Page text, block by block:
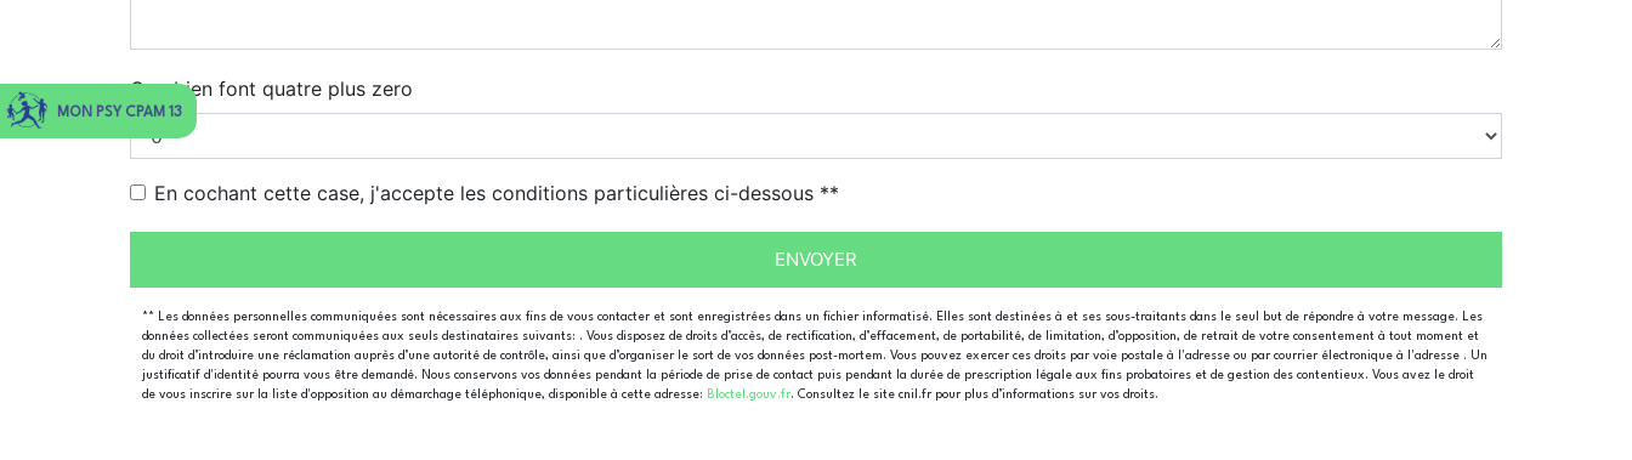
Combien font quatre plus zero
En cochant cette case, j'accepte les conditions particulières ci-dessous **
ENVOYER
** Les données personnelles communiquées sont nécessaires aux fins de vous contacter et sont enregistrées dans un fichier informatisé. Elles sont destinées à et ses sous-traitants dans le seul but de répondre à votre message. Les
données collectées seront communiquées aux seuls destinataires suivants: . Vous disposez de droits d’accès, de rectification, d’effacement, de portabilité, de limitation, d’opposition, de retrait de votre consentement à tout moment et
du droit d’introduire une réclamation auprès d’une autorité de contrôle, ainsi que d’organiser le sort de vos données post-mortem. Vous pouvez exercer ces droits par voie postale à l'adresse ou par courrier électronique à l'adresse . Un
justificatif d'identité pourra vous être demandé. Nous conservons vos données pendant la période de prise de contact puis pendant la durée de prescription légale aux fins probatoires et de gestion des contentieux. Vous avez le droit
de vous inscrire sur la liste d'opposition au démarchage téléphonique, disponible à cette adresse: Bloctel.gouv.fr. Consultez le site cnil.fr pour plus d’informations sur vos droits.
MON PSY CPAM 13